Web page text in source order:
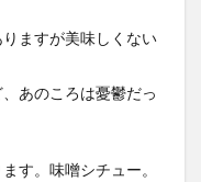
ますが美味しくない
あのころは憂鬱だっ
す。味噌シチュー。